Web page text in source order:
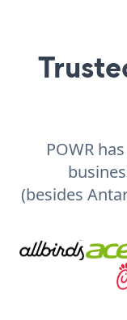
POWR
(besides